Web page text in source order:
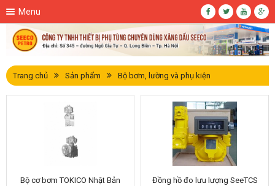
Menu
Trang chủ Sản phẩm Bộ bơm, lường và phụ kiện
Bộ cơ bơm TOKICO Nhật Bản
Đồng hồ đo lưu lượng SeeTCS